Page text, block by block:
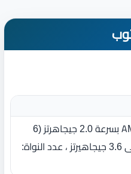
معالج AMD Ryzen™ 5 2500U بسرعة 2.0 جيجاهرتز ‏(‏6
ميجابايت ذاكرة مؤقتة، تصل إلى 3.6 جيجاهيرتز ، عدد النواة‏:‏